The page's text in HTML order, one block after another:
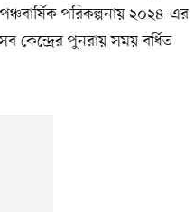
পরিকল্পনায় ২০২৪-এর
কেন্দ্রের পুনরায় সময় বর্ধিত